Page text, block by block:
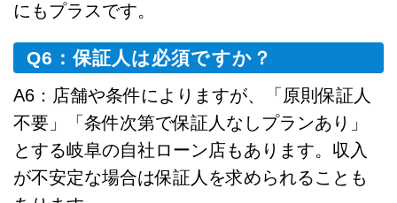
にもプラスです。
Q6：保証人は必須ですか？
A6：店舗や条件によりますが、「原則保証人
不要」「条件次第で保証人なしプランあり」
とする岐阜の自社ローン店もあります。収入
が不安定な場合は保証人を求められることも